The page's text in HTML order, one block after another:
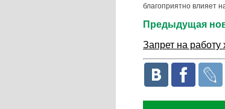
благоприятно влияет
Предыдущая
Запрет на